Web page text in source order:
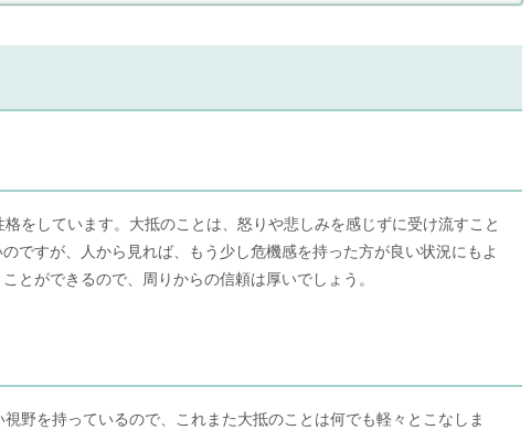
をしています。大抵のことは、怒りや悲しみを感じずに受け流すこと
ですが、人から見れば、もう少し危機感を持った方が良い状況にもよ
とができるので、周りからの信頼は厚いでしょう。
野を持っているので、これまた大抵のことは何でも軽々とこなしま